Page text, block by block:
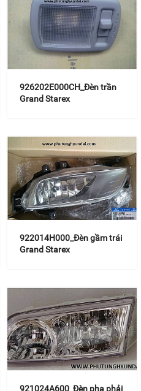
926202E000CH_Đèn trần
Grand Starex
922014H000_Đèn gầm trái
Grand Starex
921024A600_Đèn pha phải